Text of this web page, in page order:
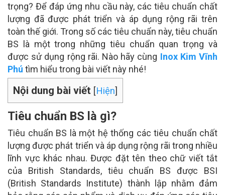
trọng? Để đáp ứng nhu cầu này, các tiêu chuẩn chất
lượng đã được phát triển và áp dụng rộng rãi trên
toàn thế giới. Trong số các tiêu chuẩn này, tiêu chuẩn
BS là một trong những tiêu chuẩn quan trọng và
được sử dụng rộng rãi. Nào hãy cùng Inox Kim Vĩnh
Phú tìm hiểu trong bài viết này nhé!
Nội dung bài viết [Hiện]
Tiêu chuẩn BS là gì?
Tiêu chuẩn BS là một hệ thống các tiêu chuẩn chất
lượng được phát triển và áp dụng rộng rãi trong nhiều
lĩnh vực khác nhau. Được đặt tên theo chữ viết tắt
của British Standards, tiêu chuẩn BS được BSI
(British Standards Institute) thành lập nhằm đảm